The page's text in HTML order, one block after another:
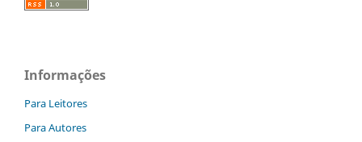
Informações
Para Leitores
Para Autores